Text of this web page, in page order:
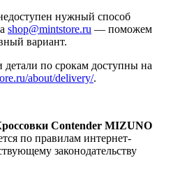
нужный способ
shop@mintstore.ru — поможем
вариант.
детали по срокам доступны на
about/delivery/.
Contender MIZUNO
по правилам интернет-
законодательству